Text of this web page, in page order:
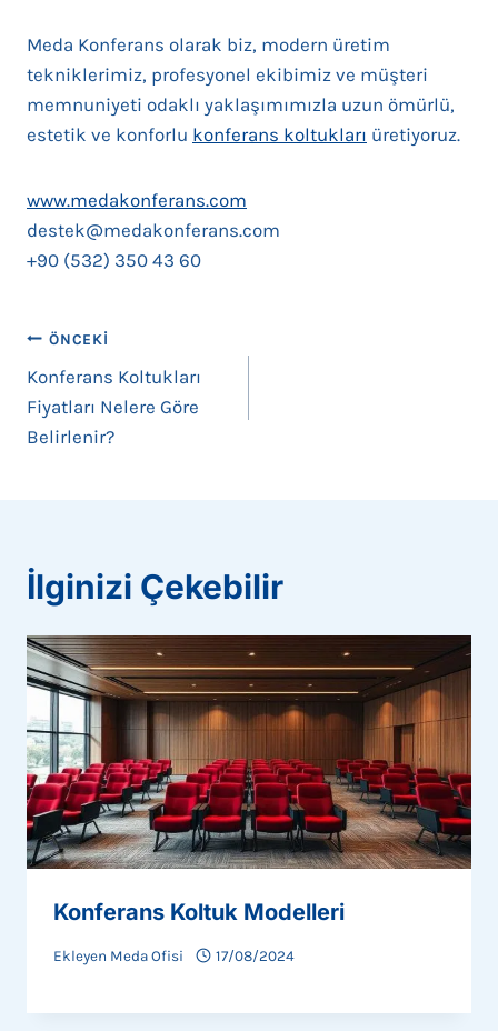
Meda Konferans olarak biz, modern üretim
tekniklerimiz, profesyonel ekibimiz ve müşteri
memnuniyeti odaklı yaklaşımımızla uzun ömürlü,
estetik ve konforlu konferans koltukları üretiyoruz.
www.medakonferans.com
destek@medakonferans.com
+90 (532) 350 43 60
Yazı
gezinmesi
ÖNCEKI
Konferans Koltukları
Fiyatları Nelere Göre
Belirlenir?
İlginizi Çekebilir
Konferans Koltuk Modelleri
Ekleyen Meda Ofisi 17/08/2024